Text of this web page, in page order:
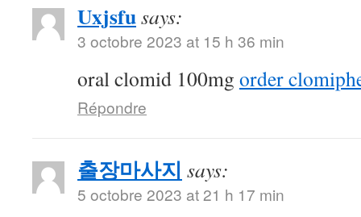
Uxjsfusays:
3 octobre 2023 at 15 h 36 min
oral clomid 100mg order
Répondre
출장마사지 says:
5 octobre 2023 at 21 h 17 min